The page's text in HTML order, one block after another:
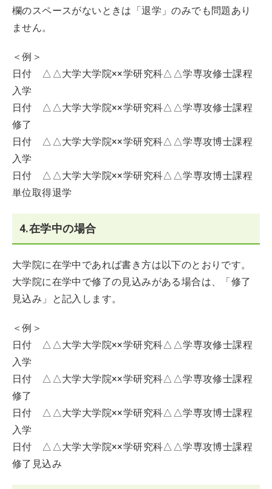
欄のスペースがないときは「退学」のみでも問題あり
ません。
＜例＞
日付 △△大学大学院××学研究科△△学専攻修士課程
入学
日付 △△大学大学院××学研究科△△学専攻修士課程
修了
日付 △△大学大学院××学研究科△△学専攻博士課程
入学
日付 △△大学大学院××学研究科△△学専攻博士課程
単位取得退学
4.在学中の場合
大学院に在学中であれば書き方は以下のとおりです。
大学院に在学中で修了の見込みがある場合は、「修了
見込み」と記入します。
＜例＞
日付 △△大学大学院××学研究科△△学専攻修士課程
入学
日付 △△大学大学院××学研究科△△学専攻修士課程
修了
日付 △△大学大学院××学研究科△△学専攻博士課程
入学
日付 △△大学大学院××学研究科△△学専攻博士課程
修了見込み